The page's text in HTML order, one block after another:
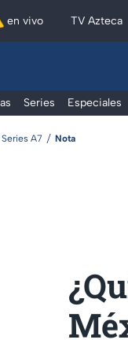
en vivo TV Azteca
Series Especiales
Series A7 Nota